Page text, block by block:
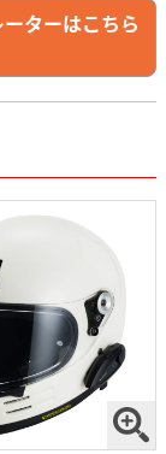
ターはこちら